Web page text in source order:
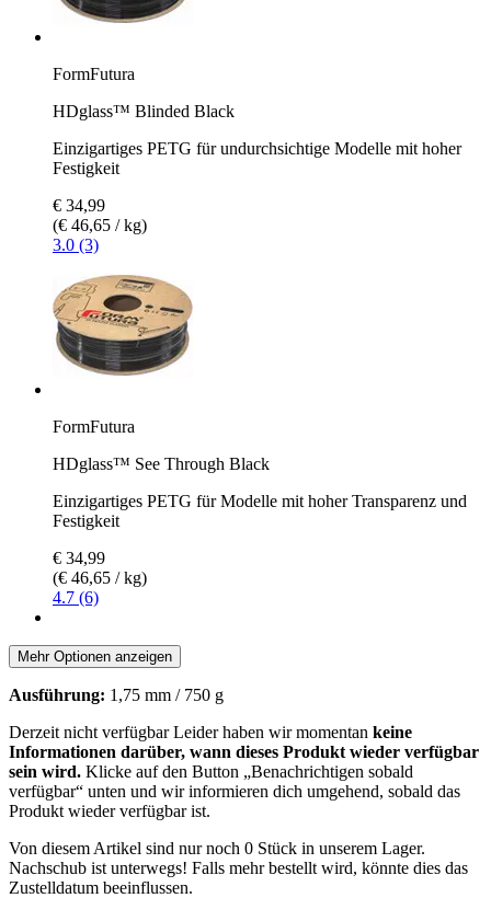
FormFutura
HDglass™ Blinded Black
Einzigartiges PETG für undurchsichtige Modelle mit hoher
Festigkeit
€ 34,99
(€ 46,65 / kg)
3.0 (3)
FormFutura
HDglass™ See Through Black
Einzigartiges PETG für Modelle mit hoher Transparenz und
Festigkeit
€ 34,99
(€ 46,65 / kg)
4.7 (6)
Mehr Optionen anzeigen
Ausführung: 1,75 mm / 750 g
Derzeit nicht verfügbarLeider haben wir momentan keine
Informationen darüber, wann dieses Produkt wieder verfügbar
sein wird. Klicke auf den Button „Benachrichtigen sobald
verfügbar“ unten und wir informieren dich umgehend, sobald das
Produkt wieder verfügbar ist.
Von diesem Artikel sind nur noch 0 Stück in unserem Lager.
Nachschub ist unterwegs! Falls mehr bestellt wird, könnte dies das
Zustelldatum beeinflussen.